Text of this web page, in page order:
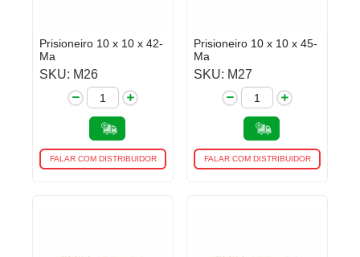
Prisioneiro 10 x 10 x 42-
Ma
SKU: M26
FALAR COM DISTRIBUIDOR
Prisioneiro 10 x 10 x 45-
Ma
SKU: M27
FALAR COM DISTRIBUIDOR